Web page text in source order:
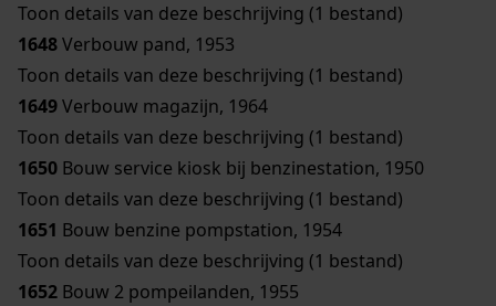
Toon details van deze beschrijving (1 bestand)
1648Verbouw pand, 1953
Toon details van deze beschrijving (1 bestand)
1649Verbouw magazijn, 1964
Toon details van deze beschrijving (1 bestand)
1650 Bouw service kiosk bij benzinestation, 1950
Toon details van deze beschrijving (1 bestand)
1651 Bouw benzine pompstation, 1954
Toon details van deze beschrijving (1 bestand)
1652 Bouw 2 pompeilanden, 1955